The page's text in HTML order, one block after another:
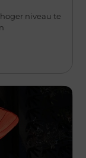
niveau te